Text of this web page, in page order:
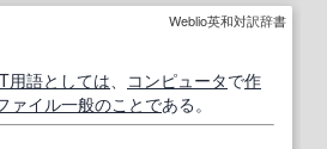
Weblio英和対訳辞書
用語としては、 コンピュータで作
ァイル一般のことである。